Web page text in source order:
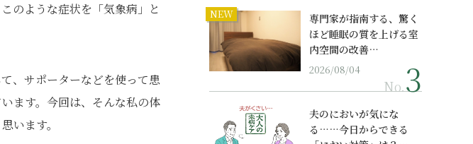
のような症状を「気象病」と
、サポーターなどを使って患
ます。今回は、そんな私の体
います。
NEW
専門家が指南する、驚く
ほど睡眠の質を上げる室
内空間の改善…
2026/08/04
No.
夫のにおいが気にな
る……今日からできる